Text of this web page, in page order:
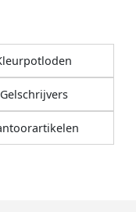
Gelschrijvers